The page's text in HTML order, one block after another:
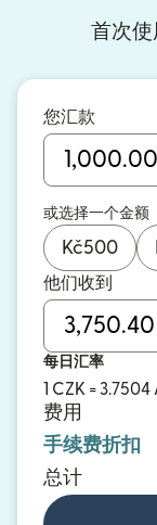
首次使
您汇款
或选择一个金额
Kč500
他们收到
每日汇率
1 CZK = 3.7504
费用
手续费折扣
总计